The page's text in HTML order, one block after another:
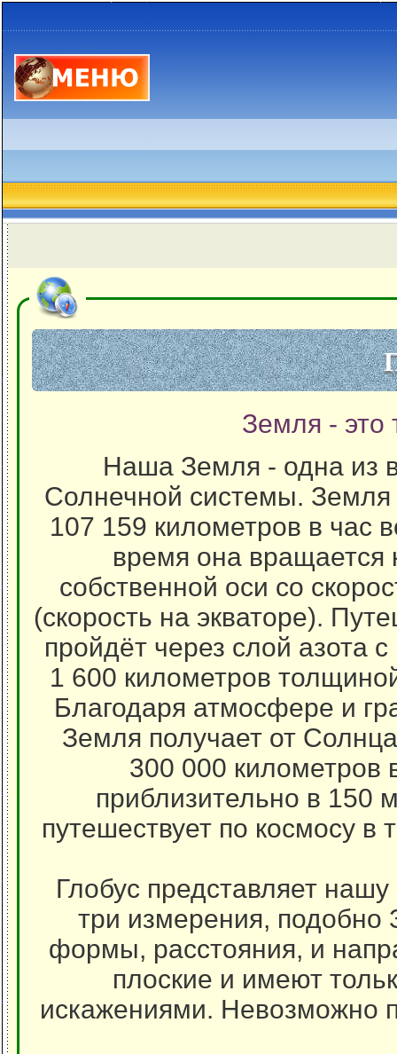
Земля - это
Наша Земля - одна из
Солнечной системы.
107 159 километров в час
время она вращается
собственной оси со
(скорость на экваторе).
пройдёт через слой азота
1 600 километров
Благодаря атмосфере и
Земля получает от
300 000 километров
приблизительно в 150
путешествует по космосу в
Глобус представляет
три измерения,
формы, расстояния, и
плоские и имеют
искажениями. Невозможно